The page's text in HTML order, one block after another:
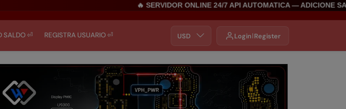
🔥 SERVIDOR ONLINE 24/7 API AUTOMATICA — ADICIONE
SALDO ⏎ REGISTRA USUARIO ⏎ USD Login Register